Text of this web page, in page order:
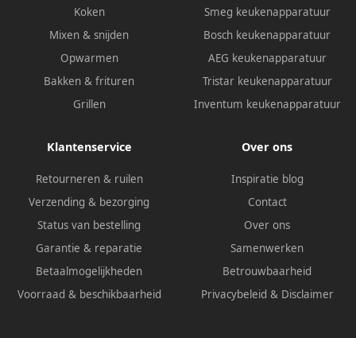
Koken
Mixen & snijden
Opwarmen
Bakken & frituren
Grillen
Smeg keukenapparatuur
Bosch keukenapparatuur
AEG keukenapparatuur
Tristar keukenapparatuur
Inventum keukenapparatuur
Klantenservice
Retourneren & ruilen
Verzending & bezorging
Status van bestelling
Garantie & reparatie
Betaalmogelijkheden
Voorraad & beschikbaarheid
Over ons
Inspiratie blog
Contact
Over ons
Samenwerken
Betrouwbaarheid
Privacybeleid & Disclaimer